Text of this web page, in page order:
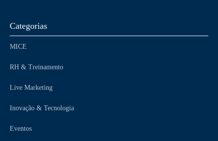
Categorias
MICE
RH & Treinamento
Live Marketing
Inovação & Tecnologia
Eventos